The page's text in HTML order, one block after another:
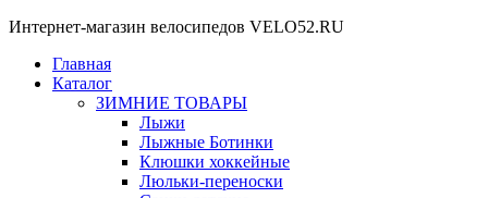
Интернет-магазин велосипедов VELO52.RU
Главная
Каталог
ЗИМНИЕ ТОВАРЫ
Лыжи
Лыжные Ботинки
Клюшки хоккейные
Люльки-переноски